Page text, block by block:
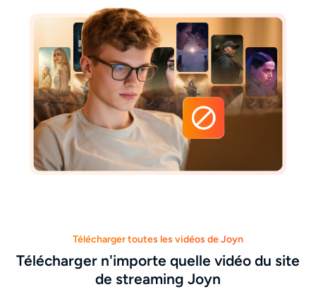
Télécharger toutes les vidéos de Joyn
Télécharger n'importe quelle vidéo du site
de streaming Joyn